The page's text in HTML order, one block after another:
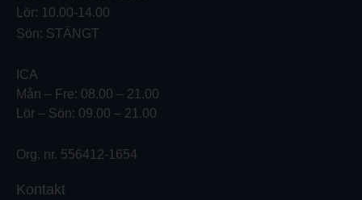
Lör: 10.00-14.00
Sön: STÄNGT
ICA
Mån – Fre: 08.00 – 21.00
Lör – Sön: 09.00 – 21.00
Org. nr. 556412-1654
Kontakt